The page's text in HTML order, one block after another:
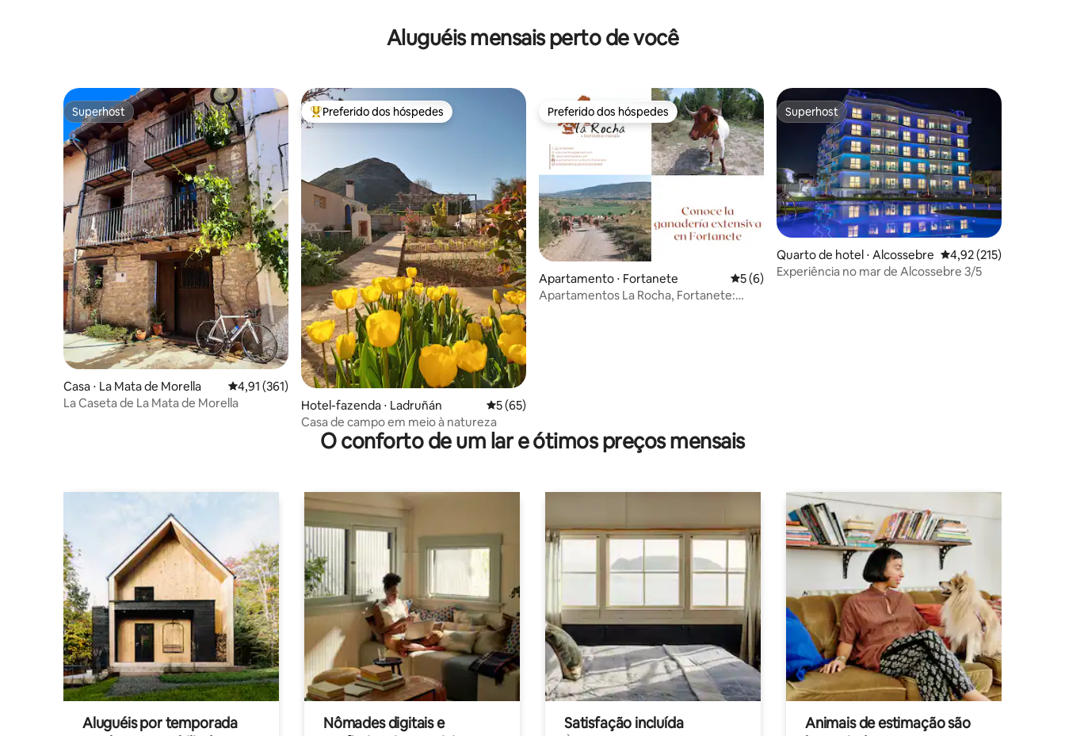
Aluguéis mensais perto de você
Superhost
Superhost
Casa ⋅ La Mata de Morella 4,91 de uma avaliação média de 5, 361 avaliações
4,91 (361)
La Caseta de La Mata de Morella
Entre os melhores preferidos dos hóspedes
Preferido dos hóspedes
Hotel-fazenda ⋅ Ladruñán 5 de uma avaliação média de 5, 65 avaliações
5 (65)
Casa de campo em meio à natureza
Preferido dos hóspedes
Preferido dos hóspedes
Apartamento ⋅ Fortanete 5 de uma avaliação média de 5, 6 avaliações
5 (6)
Apartamentos La Rocha, Fortanete:
Superhost
Superhost
Quarto de hotel ⋅ Alcossebre 4,92 de uma avaliação
4,92 (215)
Experiência no mar de Alcossebre 3/5
O conforto de um lar e ótimos preços mensais
Aluguéis por temporada
Nômades digitais e
Satisfação incluída
Animais de estimação são